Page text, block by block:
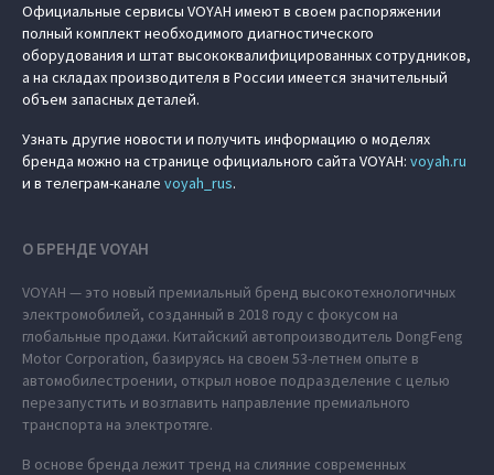
Официальные сервисы VOYAH имеют в своем распоряжении
полный комплект необходимого диагностического
оборудования и штат высококвалифицированных сотрудников,
а на складах производителя в России имеется значительный
объем запасных деталей.
Узнать другие новости и получить информацию о моделях
бренда можно на странице официального сайта VOYAH: voyah.ru
и в телеграм-канале voyah_rus.
О БРЕНДЕ VOYAH
VOYAH — это новый премиальный бренд высокотехнологичных
электромобилей, созданный в 2018 году с фокусом на
глобальные продажи. Китайский автопроизводитель DongFeng
Motor Corporation, базируясь на своем 53-летнем опыте в
автомобилестроении, открыл новое подразделение с целью
перезапустить и возглавить направление премиального
транспорта на электротяге.
В основе бренда лежит тренд на слияние современных